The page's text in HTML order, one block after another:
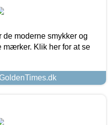
moderne smykker og
Klik her for at se